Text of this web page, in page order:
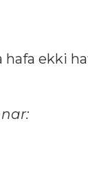
hafa ekki